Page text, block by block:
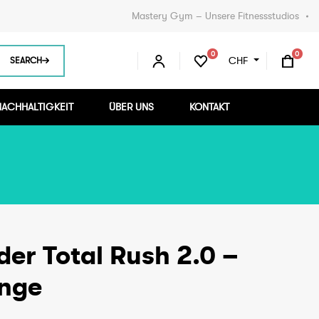
Mastery Gym – Unsere Fitnessstudios
SEARCH
0
CHF
0
ÜBER UNS KONTAKT
Total Rush 2.0 –